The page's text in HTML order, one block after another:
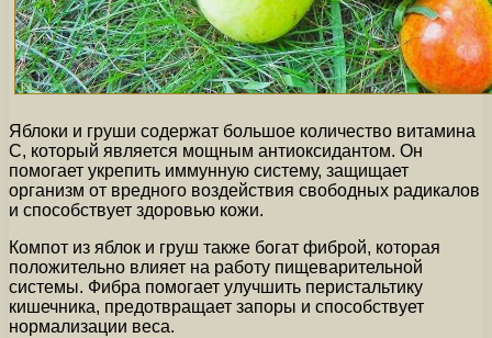
Яблоки и груши содержат большое количество витамина
C, который является мощным антиоксидантом. Он
помогает укрепить иммунную систему, защищает
организм от вредного воздействия свободных радикалов
и способствует здоровью кожи.
Компот из яблок и груш также богат фиброй, которая
положительно влияет на работу пищеварительной
системы. Фибра помогает улучшить перистальтику
кишечника, предотвращает запоры и способствует
нормализации веса.